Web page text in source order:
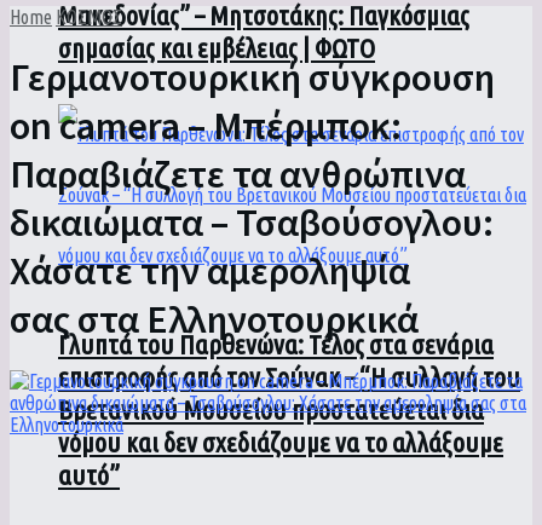
Μακεδονίας” – Μητσοτάκης: Παγκόσμιας
σημασίας και εμβέλειας | ΦΩΤΟ
Γλυπτά του Παρθενώνα: Τέλος στα σενάρια
επιστροφής από τον Σούνακ – “Η συλλογή του
Βρετανικού Μουσείου προστατεύεται δια
νόμου και δεν σχεδιάζουμε να το αλλάξουμε
αυτό”
Home ΚΟΣΜΟΣ
Γερμανοτουρκική σύγκρουση
on camera – Μπέρμποκ:
Παραβιάζετε τα ανθρώπινα
δικαιώματα – Τσαβούσογλου:
Χάσατε την αμεροληψία
σας στα Ελληνοτουρκικά